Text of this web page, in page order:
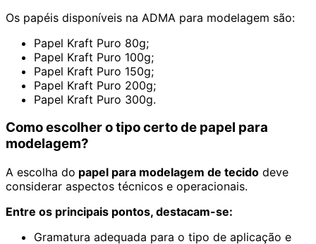
Os papéis disponíveis na ADMA para modelagem são:
Papel Kraft Puro 80g;
Papel Kraft Puro 100g;
Papel Kraft Puro 150g;
Papel Kraft Puro 200g;
Papel Kraft Puro 300g.
Como escolher o tipo certo de papel para
modelagem?
A escolha do papel para modelagem de tecido deve
considerar aspectos técnicos e operacionais.
Entre os principais pontos, destacam-se:
Gramatura adequada para o tipo de aplicação e